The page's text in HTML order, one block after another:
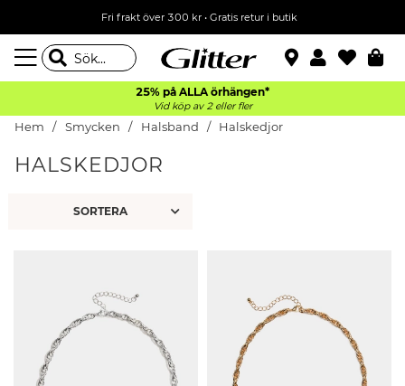
Fri frakt över 300 kr• Gratis retur i butik
25% på ALLA örhängen*
Vid köp av 2 eller fler
Hem Smycken Halsband Halskedjor
HALSKEDJOR